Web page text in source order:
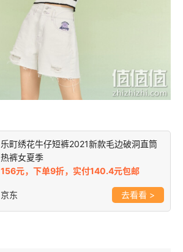
乐町绣花牛仔短裤2021新款毛边破洞直筒
热裤女夏季
156元，下单9折，实付140.4元包邮
京东 >